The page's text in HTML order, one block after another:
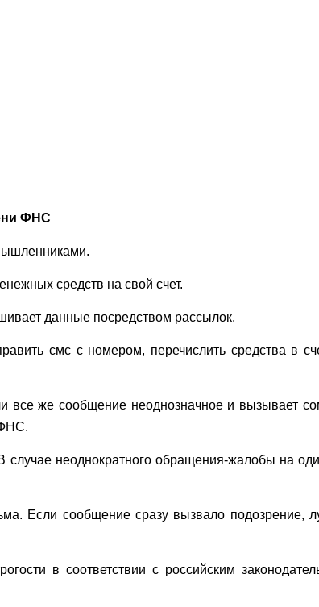
ФНС
средств на свой счет.
данные посредством рассылок.
смс с номером, перечислить средства в
все же сообщение неоднозначное и вызывает
неоднократного обращения-жалобы на
Если сообщение сразу вызвало подозрение,
в соответствии с российским